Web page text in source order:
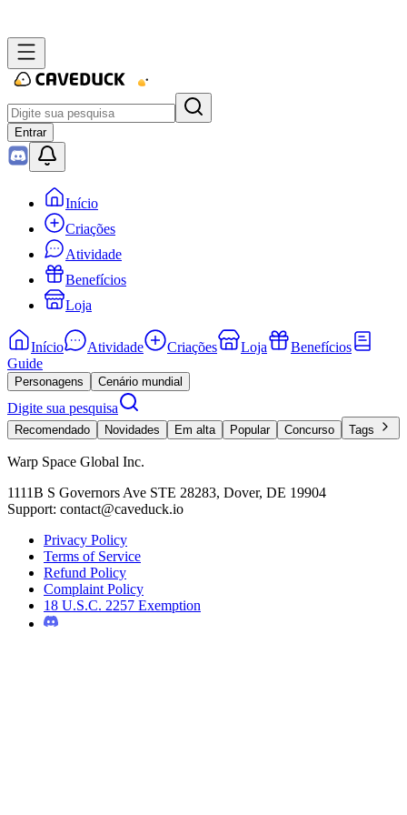
Entrar
Início
Criações
Atividade
Benefícios
Loja
Início Atividade Criações Loja
Benefícios
Guide
Personagens Cenário mundial
Digite sua pesquisa
Recomendado Novidades Em alta Popular Concurso Tags
Warp Space Global Inc.
1111B S Governors Ave STE 28283, Dover, DE 19904
Support: contact@caveduck.io
Privacy Policy
Terms of Service
Refund Policy
Complaint Policy
18 U.S.C. 2257 Exemption